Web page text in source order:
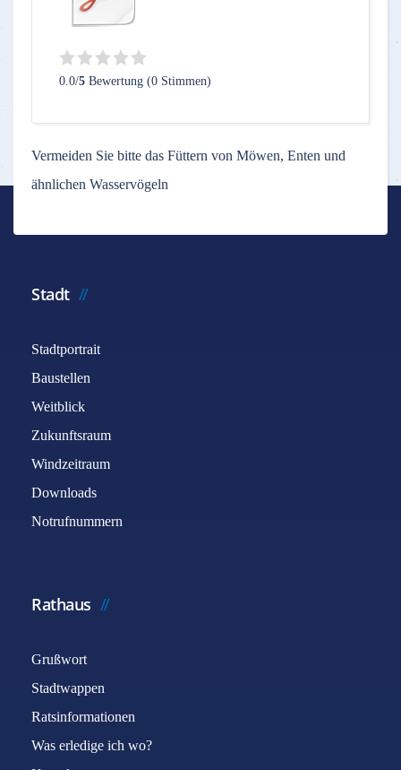
0.0/5 Bewertung (0 Stimmen)
Vermeiden Sie bitte das Füttern von Möwen, Enten und
ähnlichen Wasservögeln
Stadt
Stadtportrait
Baustellen
Weitblick
Zukunftsraum
Windzeitraum
Downloads
Notrufnummern
Rathaus
Grußwort
Stadtwappen
Ratsinformationen
Was erledige ich wo?